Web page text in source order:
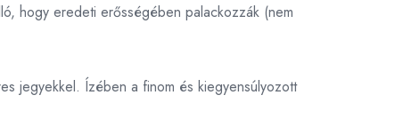
hogy eredeti erősségében palackozzák (nem
jegyekkel. Ízében a finom és kiegyensúlyozott